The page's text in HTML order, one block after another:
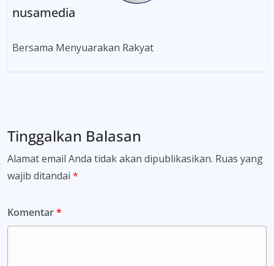
nusamedia
Bersama Menyuarakan Rakyat
Tinggalkan Balasan
Alamat email Anda tidak akan dipublikasikan. Ruas yang
wajib ditandai *
Komentar*